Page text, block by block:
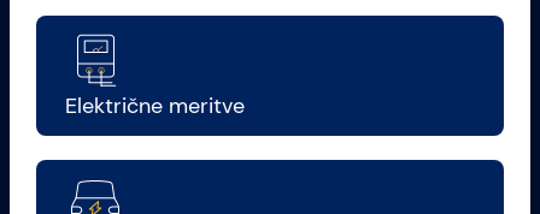
Električne meritve